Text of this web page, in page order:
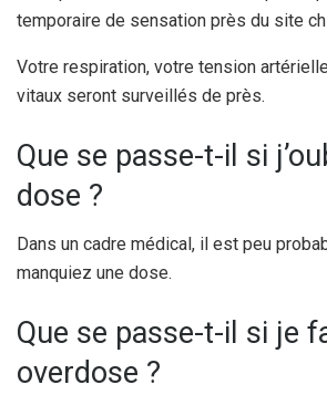
temporaire de sensation près du site
Votre respiration, votre tension
vitaux seront surveillés de près.
Que se passe-t-il si
dose ?
Dans un cadre médical, il est peu
manquiez une dose.
Que se passe-t-il si je
overdose ?